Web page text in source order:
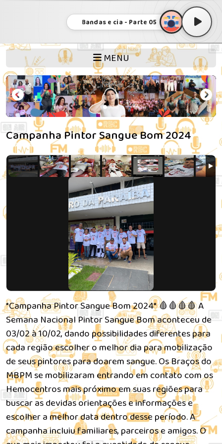
Bandas e cia - Parte 05
MENU
Campanha Pintor Sangue Bom 2024
*Campanha Pintor Sangue Bom 2024* 🩸🩸🩸🩸 A
Semana Nacional Pintor Sangue Bom aconteceu de
03/02 à 10/02, dando possibilidades diferentes para
cada região escolher o melhor dia para mobilização
de seus pintores para doarem sangue. Os Braços do
MBPM se mobilizaram entrando em contato com os
Hemocentros mais próximo em suas regiões para
buscar as devidas orientações e informações e
escolher a melhor data dentro desse período. A
campanha incluiu familiares, parceiros e amigos. O